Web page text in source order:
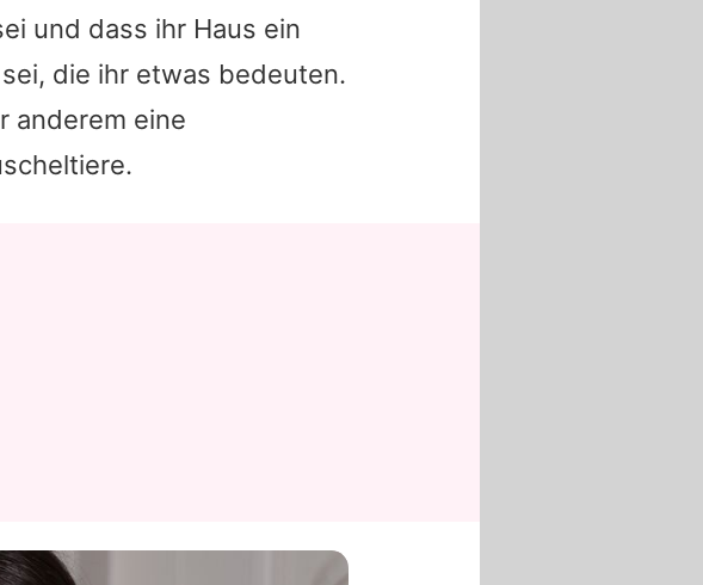
und dass ihr Haus ein
die ihr etwas bedeuten.
anderem eine